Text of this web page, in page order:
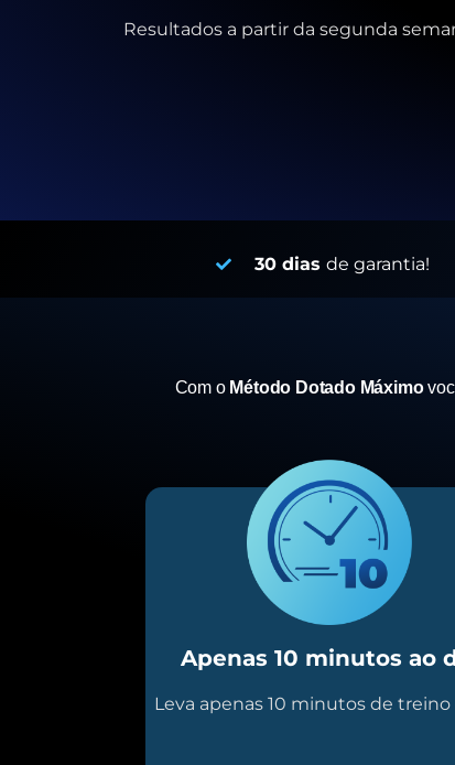
Resultados a partir da segunda
30 dias de garantia!
Com o Método Dotado Máximo
Apenas 10 minutos ao
Leva apenas 10 minutos de treino